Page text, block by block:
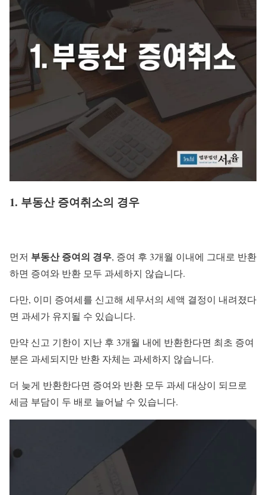
1. 부동산 증여취소의 경우
먼저 부동산 증여의 경우, 증여 후 3개월 이내에 그대로 반환
하면 증여와 반환 모두 과세하지 않습니다.
다만, 이미 증여세를 신고해 세무서의 세액 결정이 내려졌다
면 과세가 유지될 수 있습니다.
만약 신고 기한이 지난 후 3개월 내에 반환한다면 최초 증여
분은 과세되지만 반환 자체는 과세하지 않습니다.
더 늦게 반환한다면 증여와 반환 모두 과세 대상이 되므로
세금 부담이 두 배로 늘어날 수 있습니다.